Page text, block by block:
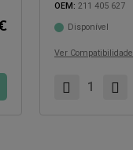
OEM: 211 405 627
Disponível
Ver Compatibilidade
Compatível com: